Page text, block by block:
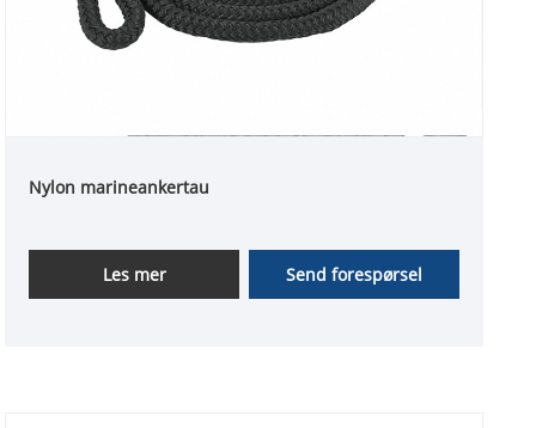
Nylon marineankertau
Les mer Send forespørsel